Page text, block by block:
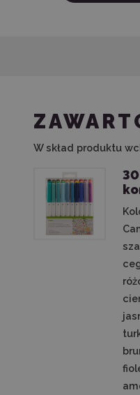
W skład produktu